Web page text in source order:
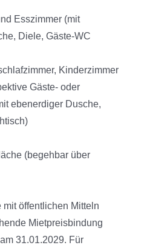
Esszimmer (mit
Diele, Gäste-WC
Kinderzimmer
Gäste- oder
ebenerdiger Dusche,
(begehbar über
öffentlichen Mitteln
Mietpreisbindung
31.01.2029. Für